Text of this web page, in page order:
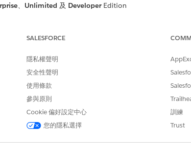
、 Unlimited 及 DeveloperEdition
或任何其他整合層將車載資通系統提供者的車載資通系統
需要立即動作,且可以使用「可運作事件協調流程架構」來處
例如,您可以使用特定的 DTC 程式碼篩選事件,並觸發自動程序,
或解除鎖定車門,為司機提供道路救援和緊急服務。當司機發
作。「連線的車輛」隨附預先建置的遠端動作,可擴充至其他案
示給司機以改善車內體驗。OEM 公司的服務工作人員可以將
和待付款。「已連線車輛」隨附預先建立的遠端通知流程,工
系統提供者所共用的感應器資料,取得車輛的即時狀態和診斷
人員能夠查看車輛的目前健康狀況。公司可以設定要在卡片上
SALESFORCE
隱私權聲明
安全性聲明
使用條款
參與原則
Cookie 偏好設定中心
您的隱私選擇
訓練
Trust